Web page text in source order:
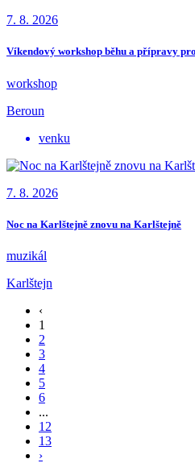
7. 8. 2026
Víkendový workshop běhu a přípravy
workshop
Beroun
venku
7. 8. 2026
Noc na Karlštejně znovu na Karlštejně
muzikál
Karlštejn
‹
1
2
3
4
5
6
...
12
13
›